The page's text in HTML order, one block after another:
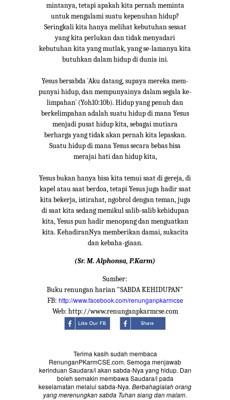
mintanya, tetapi apakah kita pernah meminta
untuk mengalami suatu kepenuhan hidup?
Seringkali kita hanya melihat kebutuhan sesaat
yang kita perlukan dan tidak menyadari
kebutuhan kita yang mutlak, yang se-lamanya kita
butuhkan dalam hidup di dunia ini.
Yesus bersabda `Aku datang, supaya mereka mem-
punyai hidup, dan mempunyainya dalam segala ke-
limpahan` (Yoh10:10b). Hidup yang penuh dan
berkelimpahan adalah suatu hidup di mana Yesus
menjadi pusat hidup kita, sebagai mutiara
berharga yang tidak akan pernah kita lepaskan.
Suatu hidup di mana Yesus secara bebas bisa
merajai hati dan hidup kita,
Yesus bukan hanya bisa kita temui saat di gereja, di
kapel atau saat berdoa, tetapi Yesus juga hadir saat
kita bekerja, istirahat, ngobrol dengan teman, juga
di saat kita sedang memikul salib-salib kehidupan
kita, Yesus pun hadir menopang dan menguatkan
kita. KehadiranNya memberikan damai, sukacita
dan kebaha-giaan.
(Sr. M. Alphonsa, P.Karm)
Sumber:
Buku renungan harian "SABDA KEHIDUPAN"
FB: http://www.facebook.com/renunganpkarmcse
Web: http://www.renunganpkarmcse.com
Terima kasih sudah membaca
RenunganPKarmCSE.com. Semoga menjawab
kerinduan Saudara/i akan sabda-Nya yang hidup. Dan
boleh semakin membawa Saudara/i pada
keselamatan melalui sabda-Nya. Berbahagialah orang
yang merenungkan sabda Tuhan siang dan malam.